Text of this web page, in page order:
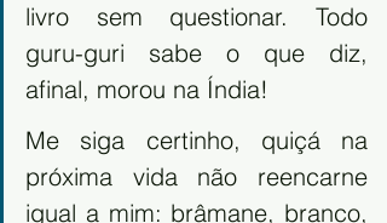
livro sem questionar. Todo
guru-guri sabe o que diz,
afinal, morou na Índia!
Me siga certinho, quiçá na
próxima vida não reencarne
igual a mim: brâmane, branco,